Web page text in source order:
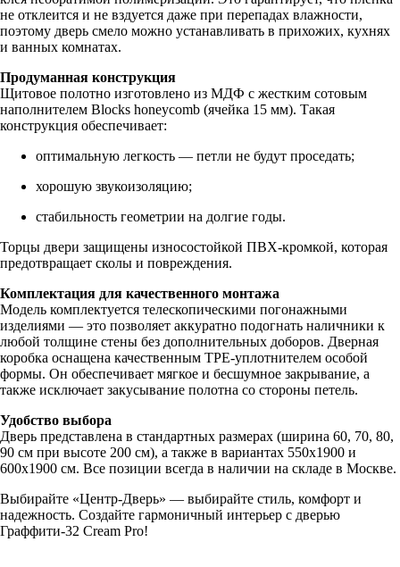
не отклеится и не вздуется даже при перепадах влажности,
поэтому дверь смело можно устанавливать в прихожих, кухнях
и ванных комнатах.
Продуманная конструкция
Щитовое полотно изготовлено из МДФ с жестким сотовым
наполнителем Blocks honeycomb (ячейка 15 мм). Такая
конструкция обеспечивает:
оптимальную легкость — петли не будут проседать;
хорошую звукоизоляцию;
стабильность геометрии на долгие годы.
Торцы двери защищены износостойкой ПВХ-кромкой, которая
предотвращает сколы и повреждения.
Комплектация для качественного монтажа
Модель комплектуется телескопическими погонажными
изделиями — это позволяет аккуратно подогнать наличники к
любой толщине стены без дополнительных доборов. Дверная
коробка оснащена качественным TPE-уплотнителем особой
формы. Он обеспечивает мягкое и бесшумное закрывание, а
также исключает закусывание полотна со стороны петель.
Удобство выбора
Дверь представлена в стандартных размерах (ширина 60, 70, 80,
90 см при высоте 200 см), а также в вариантах 550х1900 и
600х1900 см. Все позиции всегда в наличии на складе в Москве.
Выбирайте «Центр-Дверь» — выбирайте стиль, комфорт и
надежность. Создайте гармоничный интерьер с дверью
Граффити-32 Cream Pro!